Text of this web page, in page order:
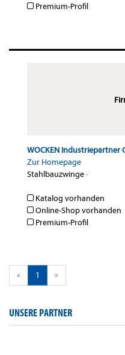
Premium-Profil
WOCKEN Industriepartner
Zur Homepage
Stahlbauzwinge·
Katalog vorhanden
Online-Shop vorhanden
Premium-Profil
« 1 »
UNSERE PARTNER